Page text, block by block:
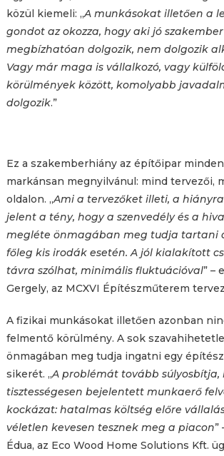
közül kiemeli: „A munkásokat illetően a
gondot az okozza, hogy aki jó
megbízhatóan dolgozik, nem dolgozik
Vagy már maga is vállalkozó, vagy
körülmények között, komolyabb
dolgozik.”
Ez a szakemberhiány az építőipar
markánsan megnyilvánul: mind tervezői,
oldalon. „Ami a tervezőket illeti, a
jelent a tény, hogy a szenvedély és a
megléte önmagában meg tudja tartani
főleg kis irodák esetén. A jól kialakított
távra szólhat, minimális fluktuációval” –
Gergely, az MCXVI Építészműterem
A fizikai munkásokat illetően azonban
felmentő körülmény. A sok
önmagában meg tudja ingatni egy
sikerét. „A problémát tovább súlyosbítja,
tisztességesen bejelentett munkaerő
kockázat: hatalmas költség előre
véletlen kevesen tesznek meg a piacon”
Édua, az Eco Wood Home Solutions Kft.